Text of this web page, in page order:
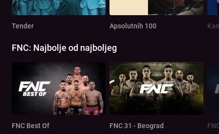
Tender Apsolutnih 100
FNC: Najbolje od najboljeg
FNC Best Of FNC 31 - Beograd